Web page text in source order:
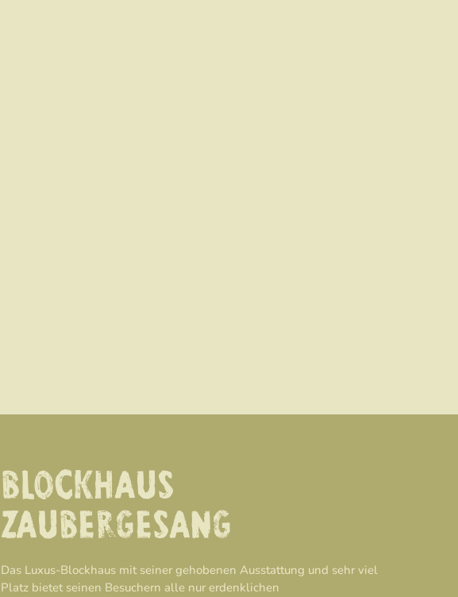
BLOCKHAUS
ZAUBERGESANG
Das Luxus-Blockhaus mit seiner gehobenen Ausstattung und sehr viel
Platz bietet seinen Besuchern alle nur erdenklichen